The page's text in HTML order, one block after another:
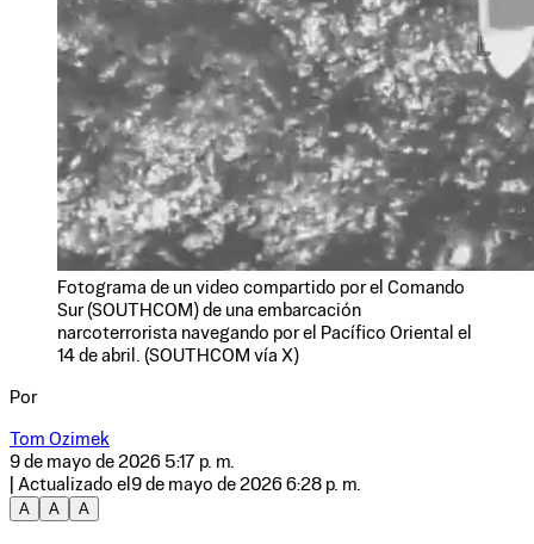
Fotograma de un video compartido por el Comando
Sur (SOUTHCOM) de una embarcación
narcoterrorista navegando por el Pacífico Oriental el
14 de abril. (SOUTHCOM vía X)
Por
Tom Ozimek
9 de mayo de 2026 5:17 p. m.
| Actualizado el 9 de mayo de 2026 6:28 p. m.
A
A A